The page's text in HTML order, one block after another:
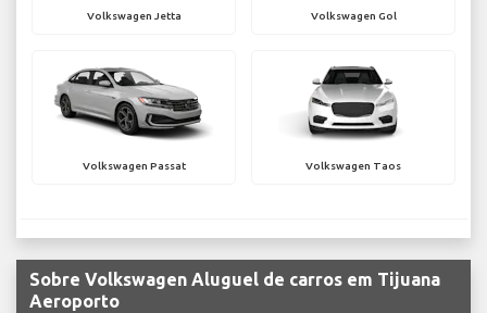
Volkswagen Jetta Volkswagen Gol
Volkswagen Passat Volkswagen Taos
Sobre Volkswagen Aluguel de carros em Tijuana
Aeroporto